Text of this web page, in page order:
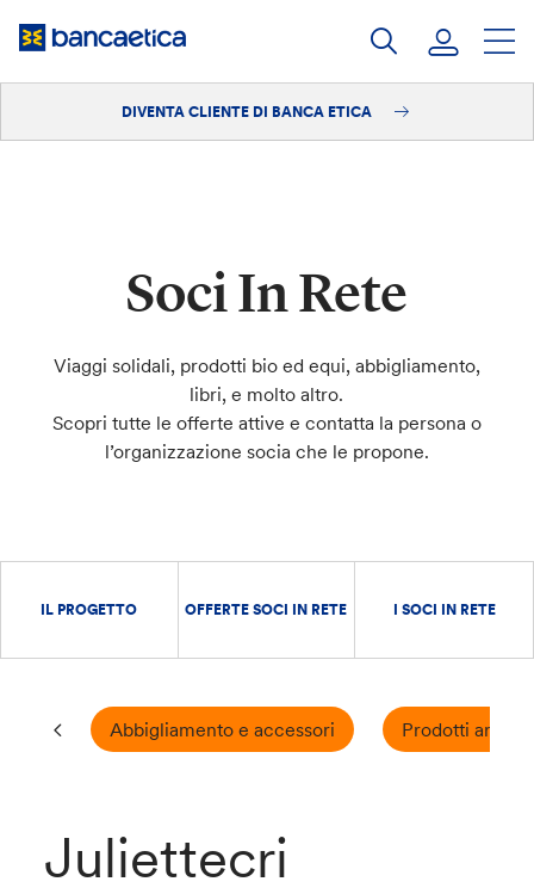
DIVENTA CLIENTE DI BANCA ETICA
Soci In Rete
Viaggi solidali, prodotti bio ed equi, abbigliamento,
libri, e molto altro.
Scopri tutte le offerte attive e contatta la persona o
l’organizzazione socia che le propone.
IL PROGETTO OFFERTE SOCI IN RETE I SOCI IN RETE
Abbigliamento e accessori Prodotti
Juliettecri